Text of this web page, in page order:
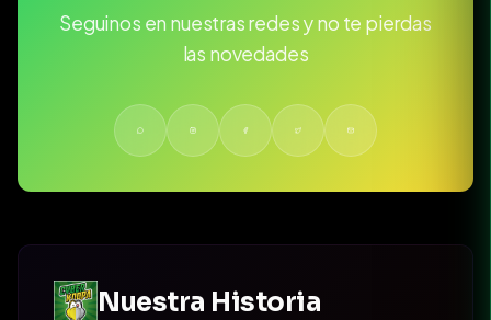
Seguinos en nuestras redes y no te pierdas
las novedades
Nuestra Historia